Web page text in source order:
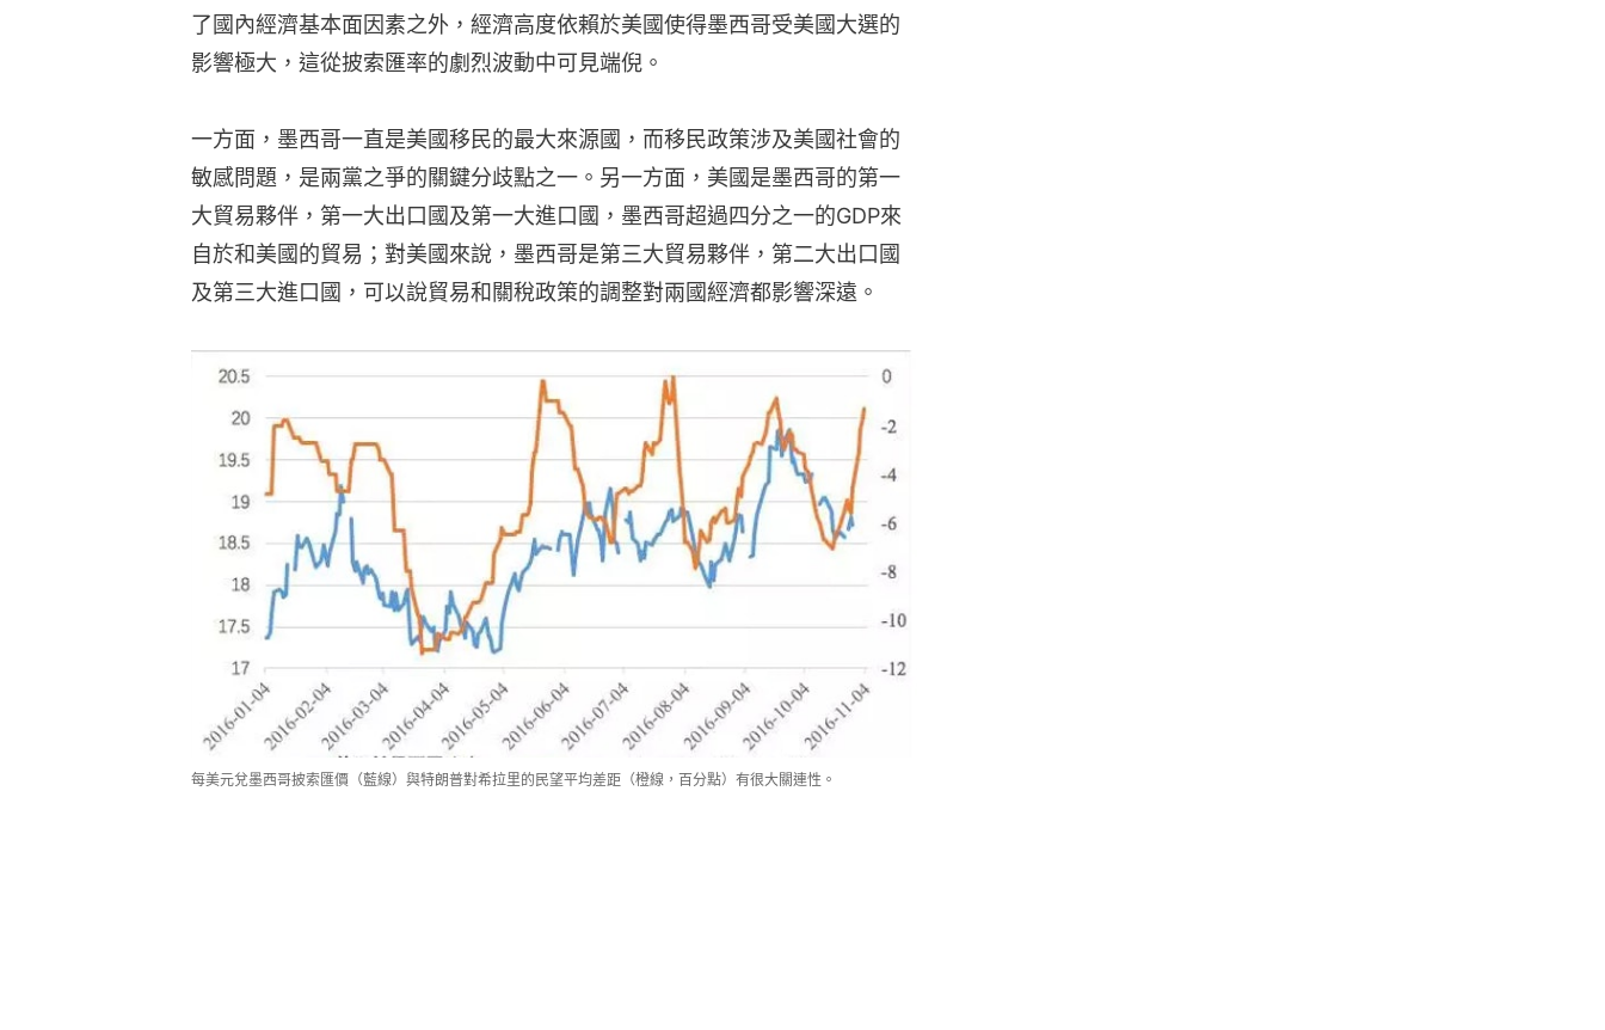
了國內經濟基本面因素之外，經濟高度依賴於美國使得墨西哥受美國大選的
影響極大，這從披索匯率的劇烈波動中可見端倪。
一方面，墨西哥一直是美國移民的最大來源國，而移民政策涉及美國社會的
敏感問題，是兩黨之爭的關鍵分歧點之一。另一方面，美國是墨西哥的第一
大貿易夥伴，第一大出口國及第一大進口國，墨西哥超過四分之一的GDP來
自於和美國的貿易；對美國來說，墨西哥是第三大貿易夥伴，第二大出口國
及第三大進口國，可以說貿易和關稅政策的調整對兩國經濟都影響深遠。
每美元兌墨西哥披索匯價（藍線）與特朗普對希拉里的民望平均差距（橙線，百分點）有很大關連性。